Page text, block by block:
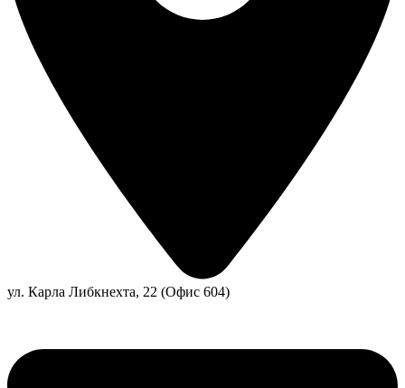
ул. Карла Либкнехта, 22 (Офис 604)